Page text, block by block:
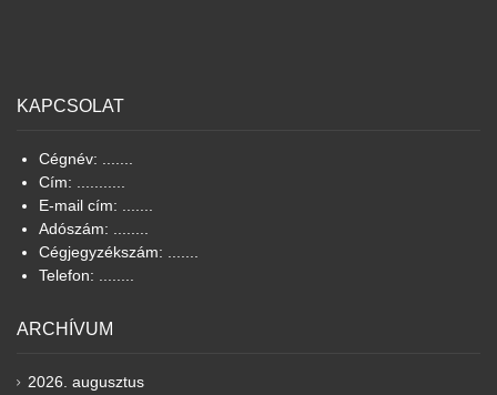
KAPCSOLAT
Cégnév: .......
Cím: ...........
E-mail cím: .......
Adószám: ........
Cégjegyzékszám: .......
Telefon: ........
ARCHÍVUM
2026. augusztus